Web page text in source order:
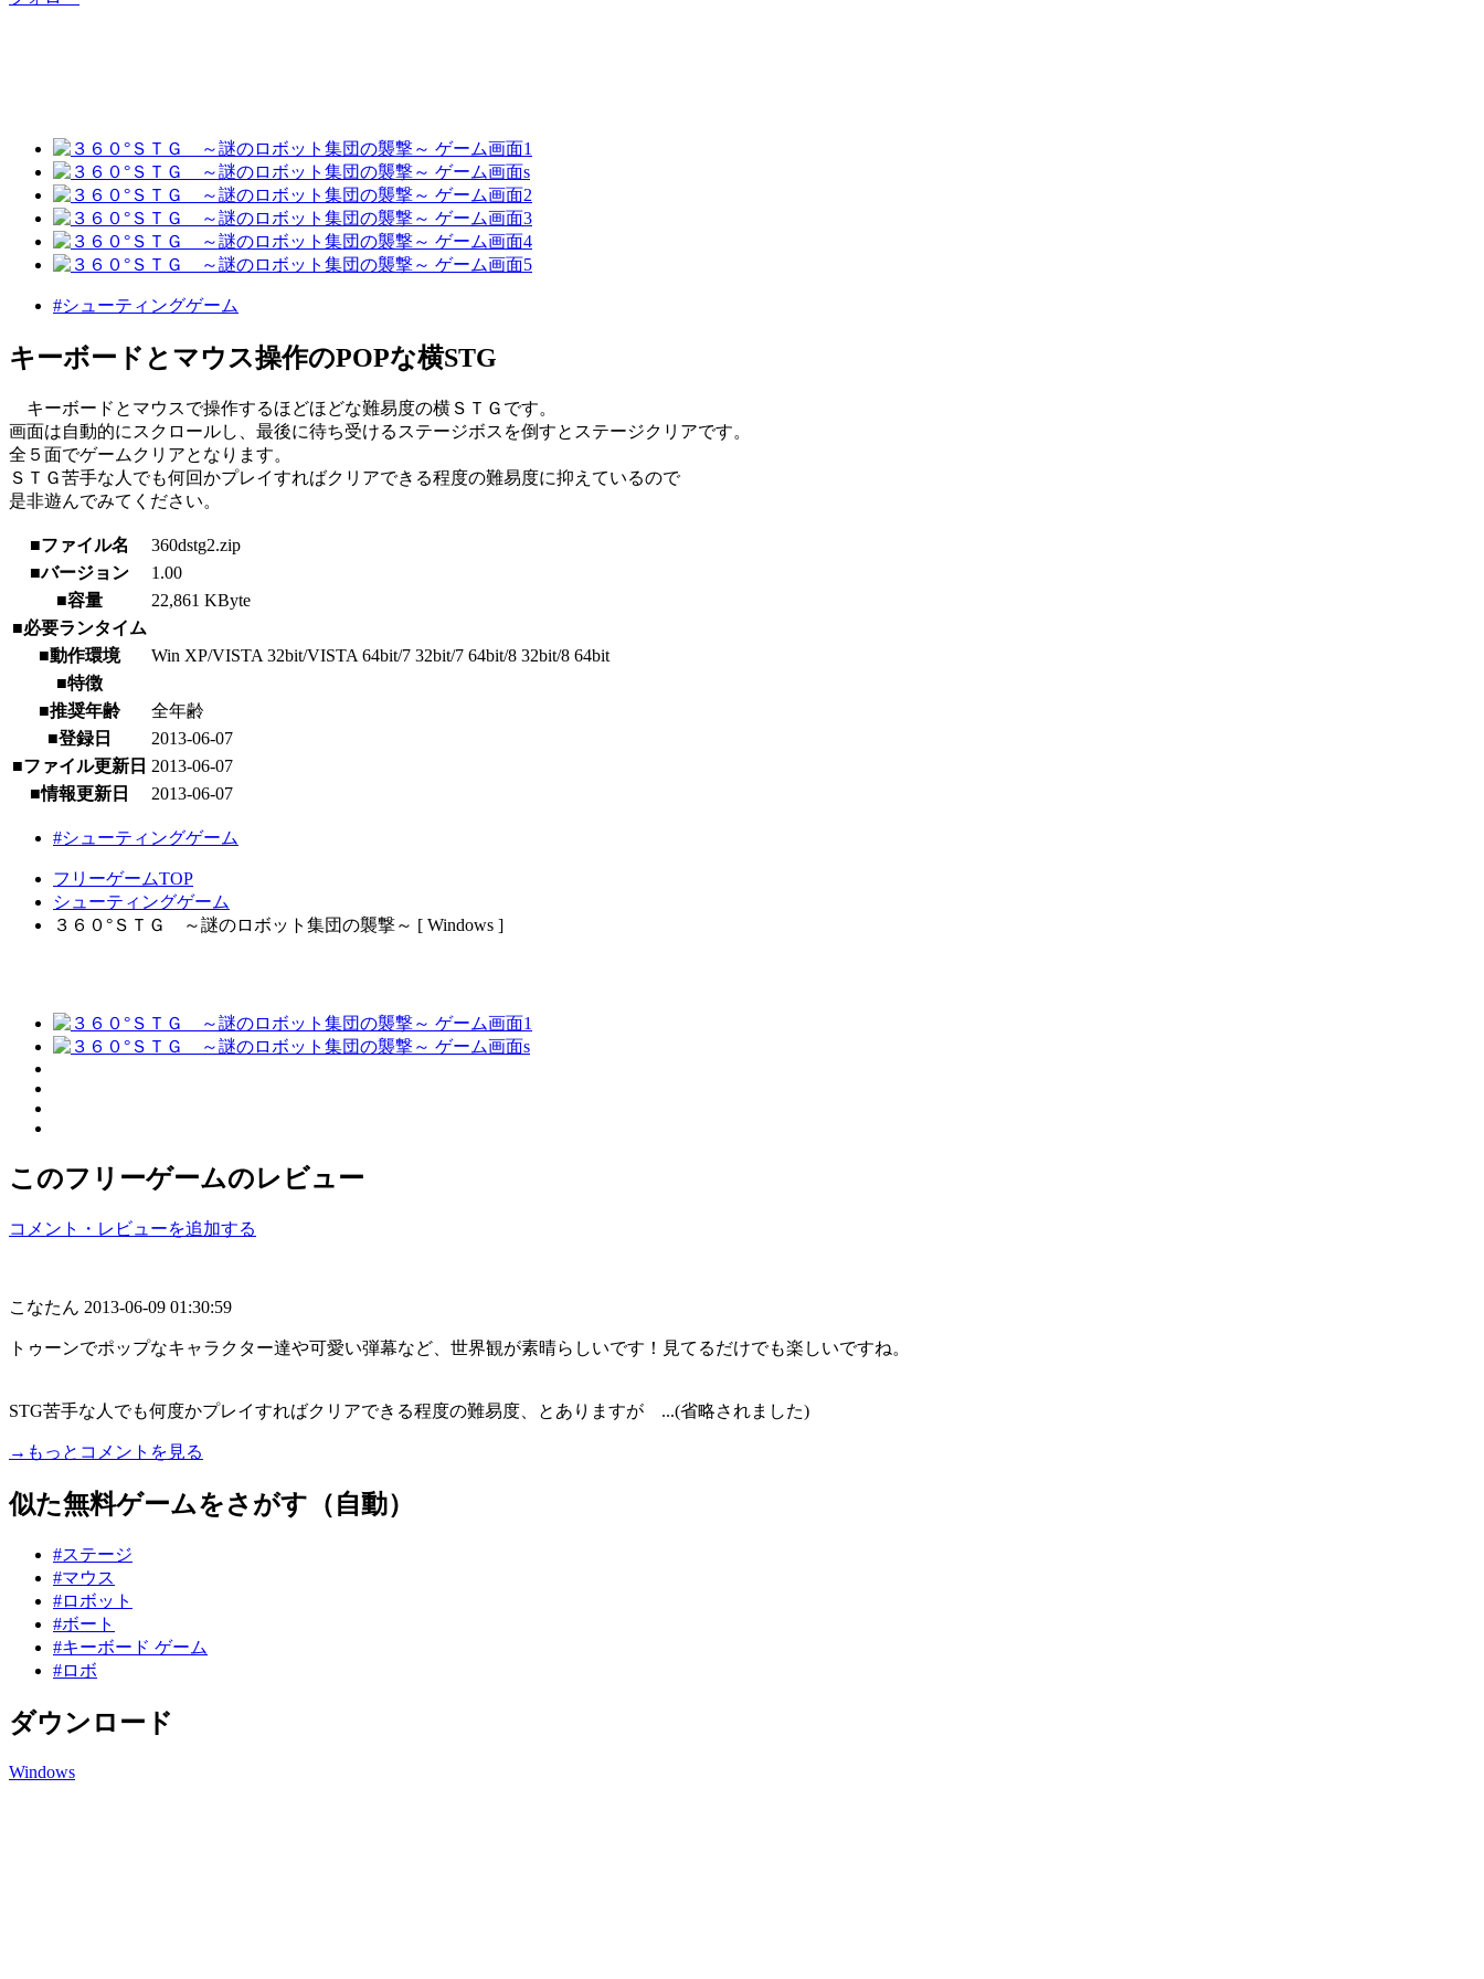
#シューティングゲーム
キーボードとマウス操作のPOPな横STG
キーボードとマウスで操作するほどほどな難易度の横ＳＴＧです。
画面は自動的にスクロールし、最後に待ち受けるステージボスを倒すとステージクリアです。
全５面でゲームクリアとなります。
ＳＴＧ苦手な人でも何回かプレイすればクリアできる程度の難易度に抑えているので
是非遊んでみてください。
■ファイル名
360dstg2.zip
■バージョン
1.00
■容量
22,861 KByte
■必要ランタイム
■動作環境
Win XP/VISTA 32bit/VISTA 64bit/7 32bit/7 64bit/8 32bit/8 64bit
■特徴
■推奨年齢
全年齢
■登録日
2013-06-07
■ファイル更新日 2013-06-07
■情報更新日
2013-06-07
#シューティングゲーム
フリーゲームTOP
シューティングゲーム
３６０°ＳＴＧ ～謎のロボット集団の襲撃～ [ Windows ]
このフリーゲームのレビュー
コメント・レビューを追加する
こなたん 2013-06-09 01:30:59
トゥーンでポップなキャラクター達や可愛い弾幕など、世界観が素晴らしいです！見てるだけでも楽しいですね。
STG苦手な人でも何度かプレイすればクリアできる程度の難易度、とありますが ...(省略されました)
→もっとコメントを見る
似た無料ゲームをさがす（自動）
#ステージ
#マウス
#ロボット
#ボート
#キーボード ゲーム
#ロボ
ダウンロード
Windows